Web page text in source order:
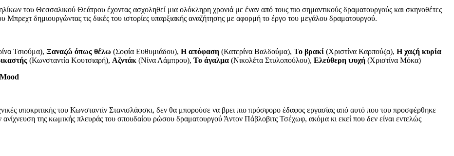
του Θεσσαλικού Θεάτρου έχοντας ασχοληθεί μια ολόκληρη χρονιά με έναν από τους πιο σημαντικούς δραματουργούς και σκηνοθέτες
Μπρεχτ δημιουργώντας τις δικές του ιστορίες υπαρξιακής αναζήτησης με αφορμή το έργο του μεγάλου δραματουργού.
Τσιούμα), Ξαναζώ όπως θέλω (Σοφία Ευθυμιάδου), Η απόφαση (Κατερίνα Βαλδούμα), Το βρακί (Χριστίνα Καρπούζα), Η χαζή κυρία
(Κωνσταντία Κουτσιαρή), Αζντάκ (Νίνα Λάμπρου), Το άγαλμα (Νικολέτα Στυλοπούλου), Ελεύθερη ψυχή (Χριστίνα Μόκα)
υποκριτικής του Κωνσταντίν Στανισλάφσκι, δεν θα μπορούσε να βρει πιο πρόσφορο έδαφος εργασίας από αυτό που του προσφέρθηκε
της κωμικής πλευράς του σπουδαίου ρώσου δραματουργού Άντον Πάβλοβιτς Τσέχωφ, ακόμα κι εκεί που δεν είναι εντελώς